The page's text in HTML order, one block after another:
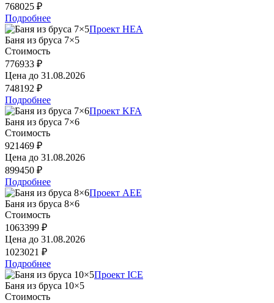
768025 ₽
Подробнее
Проект HEA
Баня из бруса 7×5
Стоимость
776933 ₽
Цена до 31.08.2026
748192 ₽
Подробнее
Проект KFA
Баня из бруса 7×6
Стоимость
921469 ₽
Цена до 31.08.2026
899450 ₽
Подробнее
Проект AEE
Баня из бруса 8×6
Стоимость
1063399 ₽
Цена до 31.08.2026
1023021 ₽
Подробнее
Проект ICE
Баня из бруса 10×5
Стоимость